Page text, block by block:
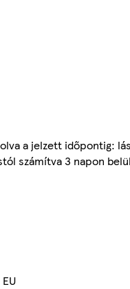
a jelzett időpontig:
számítva 3 napon